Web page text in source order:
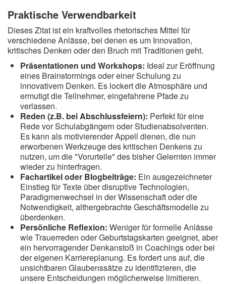
Praktische Verwendbarkeit
Dieses Zitat ist ein kraftvolles rhetorisches Mittel für
verschiedene Anlässe, bei denen es um Innovation,
kritisches Denken oder den Bruch mit Traditionen geht.
Präsentationen und Workshops: Ideal zur Eröffnung
eines Brainstormings oder einer Schulung zu
innovativem Denken. Es lockert die Atmosphäre und
ermutigt die Teilnehmer, eingefahrene Pfade zu
verlassen.
Reden (z.B. bei Abschlussfeiern): Perfekt für eine
Rede vor Schulabgängern oder Studienabsolventen.
Es kann als motivierender Appell dienen, die nun
erworbenen Werkzeuge des kritischen Denkens zu
nutzen, um die "Vorurteile" des bisher Gelernten immer
wieder zu hinterfragen.
Fachartikel oder Blogbeiträge: Ein ausgezeichneter
Einstieg für Texte über disruptive Technologien,
Paradigmenwechsel in der Wissenschaft oder die
Notwendigkeit, althergebrachte Geschäftsmodelle zu
überdenken.
Persönliche Reflexion: Weniger für formelle Anlässe
wie Trauerreden oder Geburtstagskarten geeignet, aber
ein hervorragender Denkanstoß in Coachings oder bei
der eigenen Karriereplanung. Es fordert uns auf, die
unsichtbaren Glaubenssätze zu identifizieren, die
unsere Entscheidungen möglicherweise limitieren.